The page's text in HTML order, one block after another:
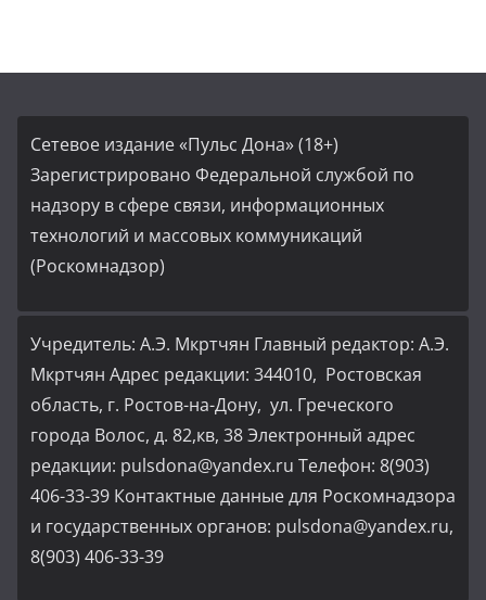
Сетевое издание «Пульс Дона» (18+)
Зарегистрировано Федеральной службой по
надзору в сфере связи, информационных
технологий и массовых коммуникаций
(Роскомнадзор)
Учредитель: А.Э. Мкртчян Главный редактор: А.Э.
Мкртчян Адрес редакции: 344010, Ростовская
область, г. Ростов-на-Дону, ул. Греческого
города Волос, д. 82,кв, 38 Электронный адрес
редакции: pulsdona@yandex.ru Телефон: 8(903)
406-33-39 Контактные данные для Роскомнадзора
и государственных органов: pulsdona@yandex.ru,
8(903) 406-33-39